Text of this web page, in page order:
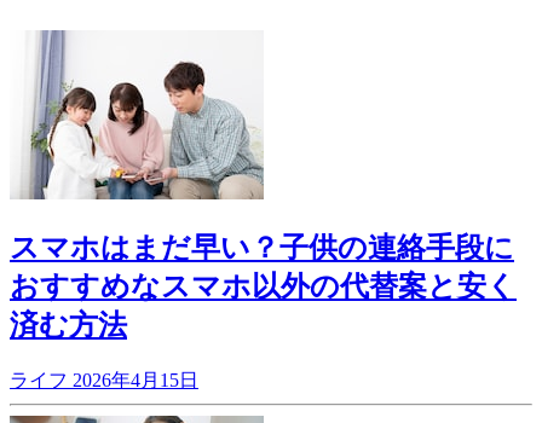
スマホはまだ早い？子供の連絡手段に
おすすめなスマホ以外の代替案と安く
済む方法
ライフ 2026年4月15日